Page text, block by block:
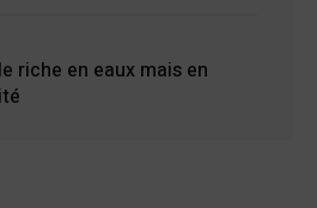
riche en eaux mais en